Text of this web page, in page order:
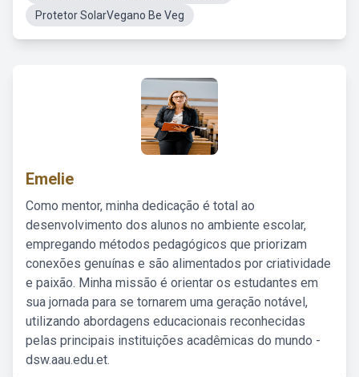
Protetor SolarVegano Be Veg
Emelie
Como mentor, minha dedicação é total ao
desenvolvimento dos alunos no ambiente escolar,
empregando métodos pedagógicos que priorizam
conexões genuínas e são alimentados por criatividade
e paixão. Minha missão é orientar os estudantes em
sua jornada para se tornarem uma geração notável,
utilizando abordagens educacionais reconhecidas
pelas principais instituições acadêmicas do mundo -
dsw.aau.edu.et.